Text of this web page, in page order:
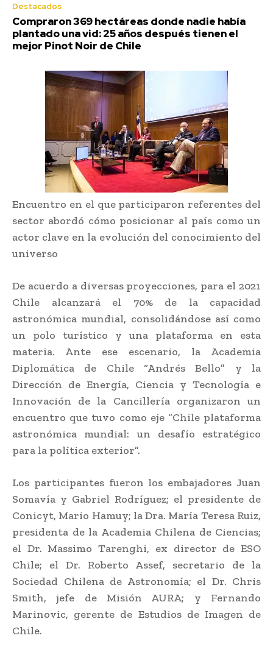
Destacados
Compraron 369 hectáreas donde nadie había
plantado una vid: 25 años después tienen el
mejor Pinot Noir de Chile
Encuentro en el que participaron referentes del
sector abordó cómo posicionar al país como un
actor clave en la evolución del conocimiento del
universo
De acuerdo a diversas proyecciones, para el 2021
Chile alcanzará el 70% de la capacidad
astronómica mundial, consolidándose así como
un polo turístico y una plataforma en esta
materia. Ante ese escenario, la Academia
Diplomática de Chile “Andrés Bello” y la
Dirección de Energía, Ciencia y Tecnología e
Innovación de la Cancillería organizaron un
encuentro que tuvo como eje “Chile plataforma
astronómica mundial: un desafío estratégico
para la política exterior”.
Los participantes fueron los embajadores Juan
Somavía y Gabriel Rodríguez; el presidente de
Conicyt, Mario Hamuy; la Dra. María Teresa Ruiz,
presidenta de la Academia Chilena de Ciencias;
el Dr. Massimo Tarenghi, ex director de ESO
Chile; el Dr. Roberto Assef, secretario de la
Sociedad Chilena de Astronomía; el Dr. Chris
Smith, jefe de Misión AURA; y Fernando
Marinovic, gerente de Estudios de Imagen de
Chile.